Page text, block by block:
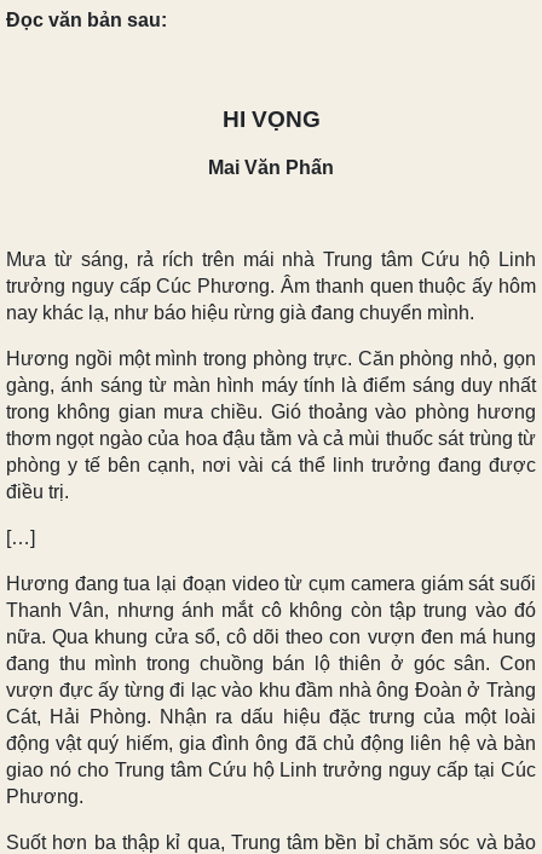
Đọc văn bản sau:
HI VỌNG
Mai Văn Phấn
Mưa từ sáng, rả rích trên mái nhà Trung tâm Cứu hộ Linh
trưởng nguy cấp Cúc Phương. Âm thanh quen thuộc ấy hôm
nay khác lạ, như báo hiệu rừng già đang chuyển mình.
Hương ngồi một mình trong phòng trực. Căn phòng nhỏ, gọn
gàng, ánh sáng từ màn hình máy tính là điểm sáng duy nhất
trong không gian mưa chiều. Gió thoảng vào phòng hương
thơm ngọt ngào của hoa đậu tằm và cả mùi thuốc sát trùng từ
phòng y tế bên cạnh, nơi vài cá thể linh trưởng đang được
điều trị.
[…]
Hương đang tua lại đoạn video từ cụm camera giám sát suối
Thanh Vân, nhưng ánh mắt cô không còn tập trung vào đó
nữa. Qua khung cửa sổ, cô dõi theo con vượn đen má hung
đang thu mình trong chuồng bán lộ thiên ở góc sân. Con
vượn đực ấy từng đi lạc vào khu đầm nhà ông Đoàn ở Tràng
Cát, Hải Phòng. Nhận ra dấu hiệu đặc trưng của một loài
động vật quý hiếm, gia đình ông đã chủ động liên hệ và bàn
giao nó cho Trung tâm Cứu hộ Linh trưởng nguy cấp tại Cúc
Phương.
Suốt hơn ba thập kỉ qua, Trung tâm bền bỉ chăm sóc và bảo